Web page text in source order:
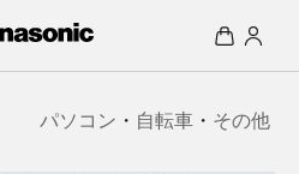
パソコン ・ 自転車 ・ その他